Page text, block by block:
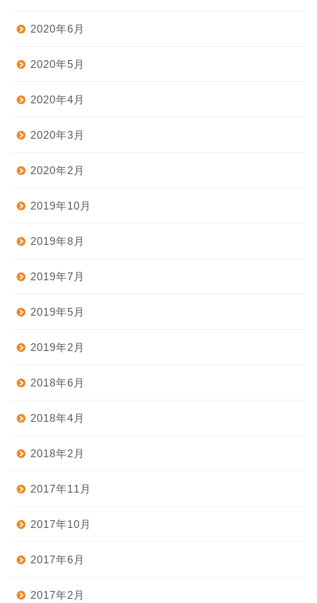
2020年6月
2020年5月
2020年4月
2020年3月
2020年2月
2019年10月
2019年8月
2019年7月
2019年5月
2019年2月
2018年6月
2018年4月
2018年2月
2017年11月
2017年10月
2017年6月
2017年2月